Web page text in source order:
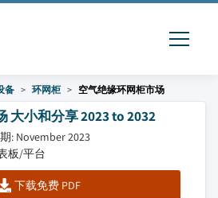
备 环网柜 空气绝缘环网柜市场
大小和分享 2023 to 2032
: November 2023
板/平台
下载免费 PDF